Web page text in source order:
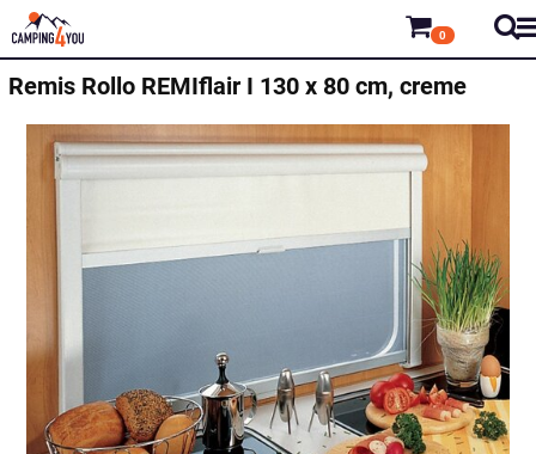
0
Remis Rollo REMIflair I 130 x 80 cm, creme